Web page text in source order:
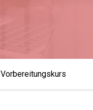
Vorbereitungskurs